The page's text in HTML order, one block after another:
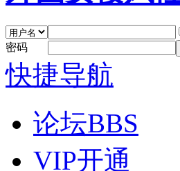
密码
快捷导航
论坛BBS
VIP开通